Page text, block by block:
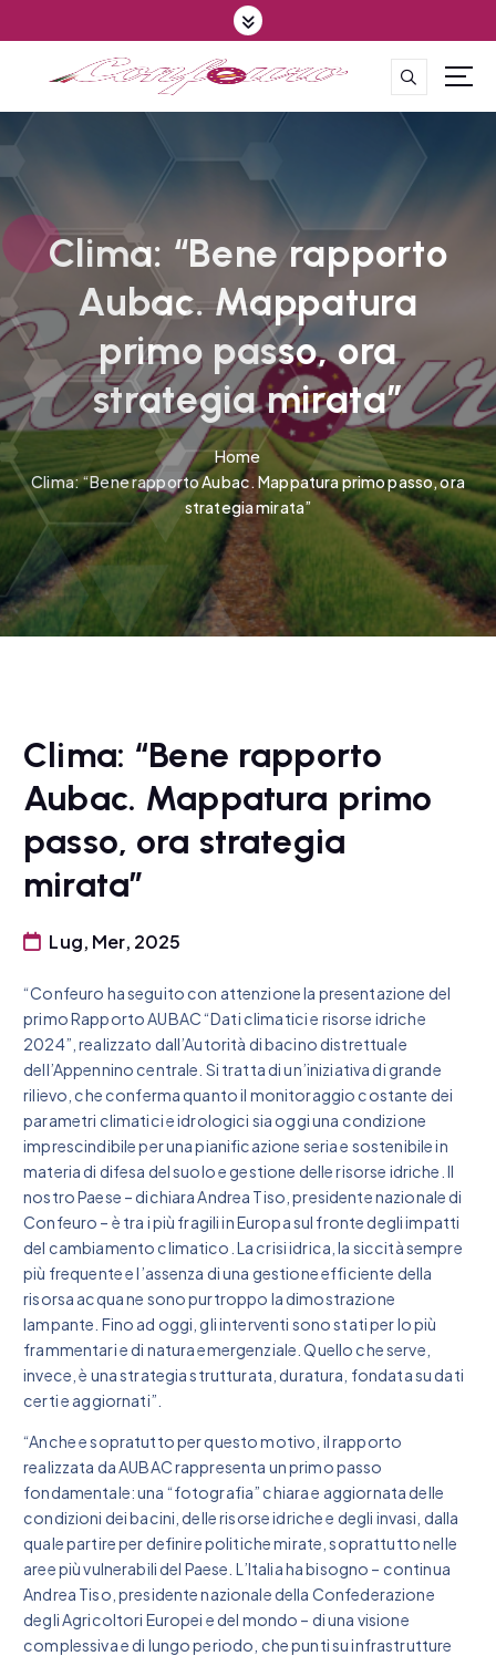
k
t
t
e
t
Clima: “Bene rapporto
Aubac. Mappatura
primo passo, ora
strategia mirata”
Home
Clima: “Bene rapporto Aubac. Mappatura primo passo, ora
strategia mirata”
Clima: “Bene rapporto
Aubac. Mappatura primo
passo, ora strategia
mirata”
Lug, Mer, 2025
“Confeuro ha seguito con attenzione la presentazione del
primo Rapporto AUBAC “Dati climatici e risorse idriche
2024”, realizzato dall’Autorità di bacino distrettuale
dell’Appennino centrale. Si tratta di un’iniziativa di grande
rilievo, che conferma quanto il monitoraggio costante dei
parametri climatici e idrologici sia oggi una condizione
imprescindibile per una pianificazione seria e sostenibile in
materia di difesa del suolo e gestione delle risorse idriche. Il
nostro Paese – dichiara Andrea Tiso, presidente nazionale di
Confeuro – è tra i più fragili in Europa sul fronte degli impatti
del cambiamento climatico. La crisi idrica, la siccità sempre
più frequente e l’assenza di una gestione efficiente della
risorsa acqua ne sono purtroppo la dimostrazione
lampante. Fino ad oggi, gli interventi sono stati per lo più
frammentari e di natura emergenziale. Quello che serve,
invece, è una strategia strutturata, duratura, fondata su dati
certi e aggiornati”.
“Anche e sopratutto per questo motivo, il rapporto
realizzata da AUBAC rappresenta un primo passo
fondamentale: una “fotografia” chiara e aggiornata delle
condizioni dei bacini, delle risorse idriche e degli invasi, dalla
quale partire per definire politiche mirate, soprattutto nelle
aree più vulnerabili del Paese. L’Italia ha bisogno – continua
Andrea Tiso, presidente nazionale della Confederazione
degli Agricoltori Europei e del mondo – di una visione
complessiva e di lungo periodo, che punti su infrastrutture